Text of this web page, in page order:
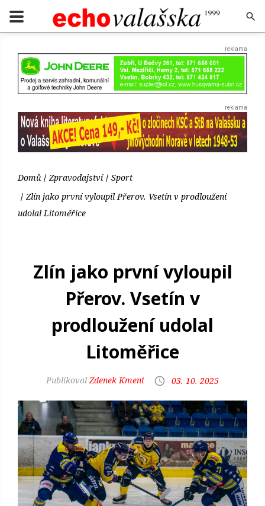
Domů Zpravodajství
Sport
Zlín jako první vyloupil Přerov. Vsetín v prodloužení
udolal Litoměřice
Zlín jako první vyloupil
Přerov. Vsetín v
prodloužení udolal
Litoměřice
Zdenek Kment 03. 10. 2025